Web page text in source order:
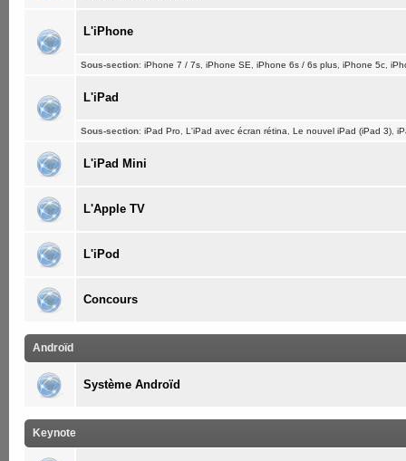
L'iPhone
Sous-section: iPhone 7 / 7s iPhone SE iPhone 6s / 6s plus iPhone 5c
L'iPad
Sous-section: iPad Pro L'iPad avec écran rétina Le nouvel iPad (iPad 3)
L'iPad Mini
L'Apple TV
L'iPod
Concours
Androïd
Système Androïd
Keynote